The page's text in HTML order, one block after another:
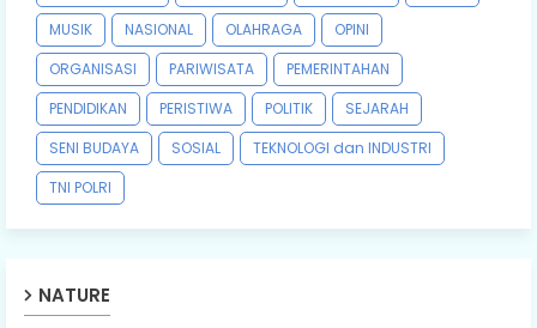
MUSIK
NASIONAL OLAHRAGA
OPINI
ORGANISASI
PARIWISATA
PEMERINTAHAN
PENDIDIKAN
PERISTIWA POLITIK
SEJARAH
SENI BUDAYA
SOSIAL
TEKNOLOGI dan INDUSTRI
TNI POLRI
NATURE